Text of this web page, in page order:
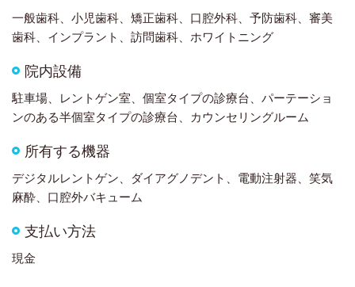
一般歯科、小児歯科、矯正歯科、口腔外科、予防歯科、審美
歯科、インプラント、訪問歯科、ホワイトニング
院内設備
駐車場、レントゲン室、個室タイプの診療台、パーテーショ
ンのある半個室タイプの診療台、カウンセリングルーム
所有する機器
デジタルレントゲン、ダイアグノデント、電動注射器、笑気
麻酔、口腔外バキューム
支払い方法
現金